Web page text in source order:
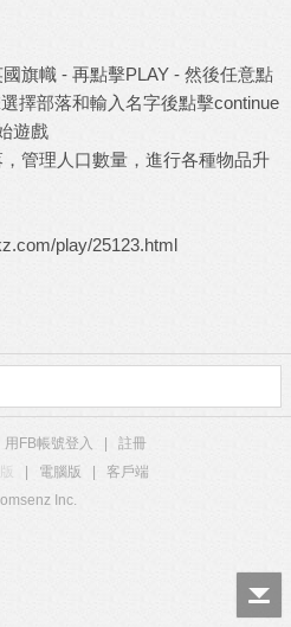
旗幟 - 再點擊PLAY - 然後任意點
擇部落和輸入名字後點擊continue
遊戲
管理人口數量，進行各種物品升
play/25123.html
用FB帳號登入
註冊
電腦版
客戶端
Inc.